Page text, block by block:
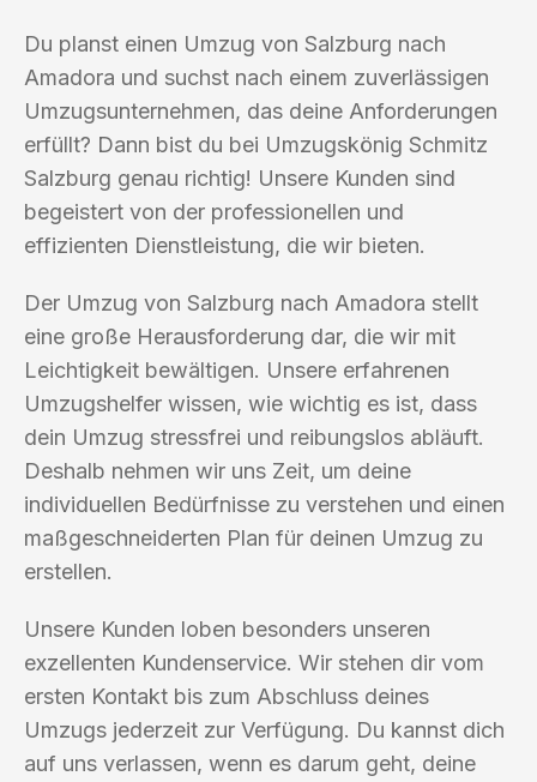
Du planst einen Umzug von Salzburg nach
Amadora und suchst nach einem zuverlässigen
Umzugsunternehmen, das deine Anforderungen
erfüllt? Dann bist du bei Umzugskönig Schmitz
Salzburg genau richtig! Unsere Kunden sind
begeistert von der professionellen und
effizienten Dienstleistung, die wir bieten.
Der Umzug von Salzburg nach Amadora stellt
eine große Herausforderung dar, die wir mit
Leichtigkeit bewältigen. Unsere erfahrenen
Umzugshelfer wissen, wie wichtig es ist, dass
dein Umzug stressfrei und reibungslos abläuft.
Deshalb nehmen wir uns Zeit, um deine
individuellen Bedürfnisse zu verstehen und einen
maßgeschneiderten Plan für deinen Umzug zu
erstellen.
Unsere Kunden loben besonders unseren
exzellenten Kundenservice. Wir stehen dir vom
ersten Kontakt bis zum Abschluss deines
Umzugs jederzeit zur Verfügung. Du kannst dich
auf uns verlassen, wenn es darum geht, deine